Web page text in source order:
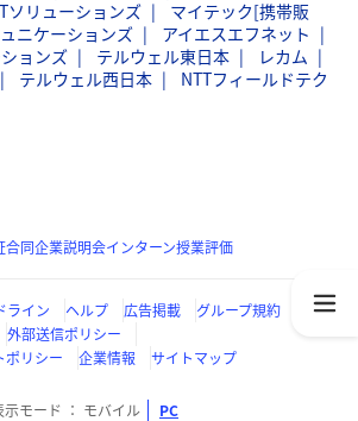
ソリューションズ
マイテック[携帯販
ニケーションズ
アイエスエフネット
ョンズ
テルウェル東日本
レカム
テルウェル西日本
NTTフィールドテク
合同企業説明会インターン授業評価
ライン ヘルプ 広告掲載
グループ規約
外部送信ポリシー
ポリシー
企業情報 サイトマップ
示モード モバイル PC